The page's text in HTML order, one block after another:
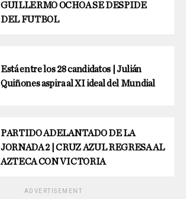
GUILLERMO OCHOA SE DESPIDE
DEL FUTBOL
Está entre los 28 candidatos | Julián
Quiñones aspira al XI ideal del Mundial
PARTIDO ADELANTADO DE LA
JORNADA 2 | CRUZ AZUL REGRESA AL
AZTECA CON VICTORIA
ADVERTISEMENT